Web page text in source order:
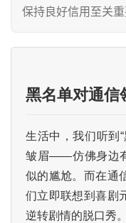
保持良好信用至关
黑名单对通信
生活中，我们听到
皱眉——仿佛身边
似的尴尬。而在通
们立即联想到喜剧
逆转剧情的脱口秀。